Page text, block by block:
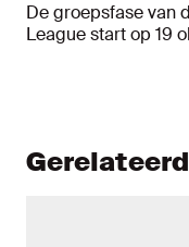
De groepsfase van
League start op 19